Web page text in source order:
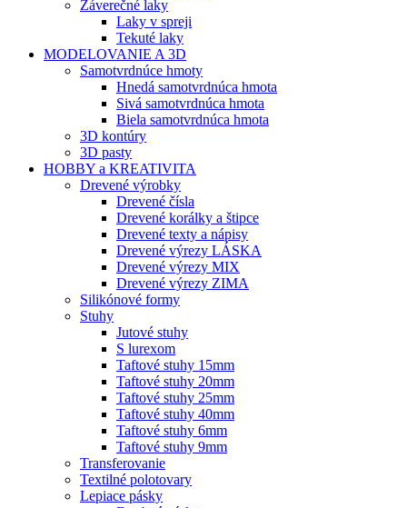
Záverečné laky
Laky v spreji
Tekuté laky
MODELOVANIE A 3D
Samotvrdnúce hmoty
Hnedá samotvrdnúca hmota
Sivá samotvrdnúca hmota
Biela samotvrdnúca hmota
3D kontúry
3D pasty
HOBBY a KREATIVITA
Drevené výrobky
Drevené čísla
Drevené korálky a štipce
Drevené texty a nápisy
Drevené výrezy LÁSKA
Drevené výrezy MIX
Drevené výrezy ZIMA
Silikónové formy
Stuhy
Jutové stuhy
S lurexom
Taftové stuhy 15mm
Taftové stuhy 20mm
Taftové stuhy 25mm
Taftové stuhy 40mm
Taftové stuhy 6mm
Taftové stuhy 9mm
Transferovanie
Textilné polotovary
Lepiace pásky